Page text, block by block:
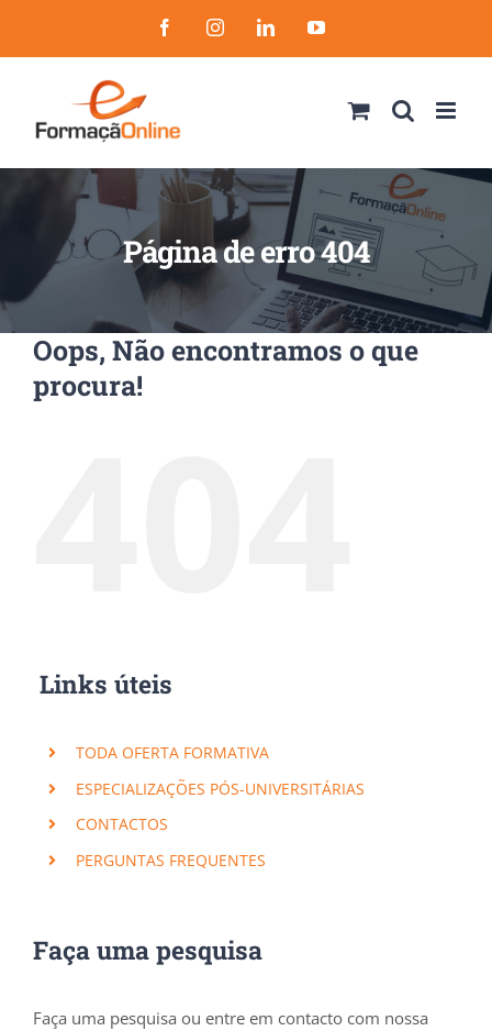
to
FacebookInstagramLinkedInYouTube
Página de erro 404
Oops, Não encontramos o que
procura!
Links úteis
TODA OFERTA FORMATIVA
ESPECIALIZAÇÕES PÓS-UNIVERSITÁRIAS
CONTACTOS
PERGUNTAS FREQUENTES
Faça uma pesquisa
Faça uma pesquisa ou entre em contacto com nossa